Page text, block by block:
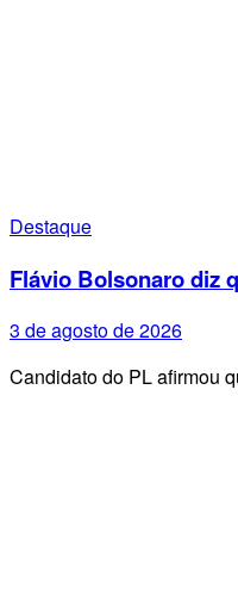
Destaque
Flávio Bolsonaro diz
3 de agosto de 2026
Candidato do PL afirmou